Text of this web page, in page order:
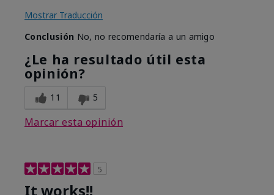
Mostrar Traducción
Conclusión No, no recomendaría a un amigo
¿Le ha resultado útil esta
opinión?
11 5
Marcar esta opinión
5
It works!!